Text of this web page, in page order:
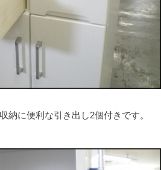
納に便利な引き出し2個付きです。